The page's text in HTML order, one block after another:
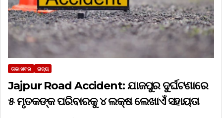
ତାଜା ଖବର ରାଜ୍ୟ
Jajpur Road Accident: ଯାଜପୁର ଦୁର୍ଘଟଣାରେ
୫ ମୃତକଙ୍କ ପରିବାରକୁ ୪ ଲକ୍ଷ ଲେଖାଏଁ ସହାୟତା